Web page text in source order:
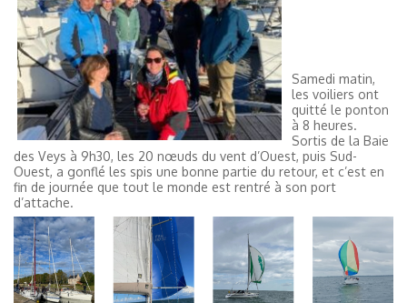
Samedi matin,
les voiliers ont
quitté le ponton
à 8 heures.
Sortis de la Baie
des Veys à 9h30, les 20 nœuds du vent d’Ouest, puis Sud-
Ouest, a gonflé les spis une bonne partie du retour, et c’est en
fin de journée que tout le monde est rentré à son port
d’attache.